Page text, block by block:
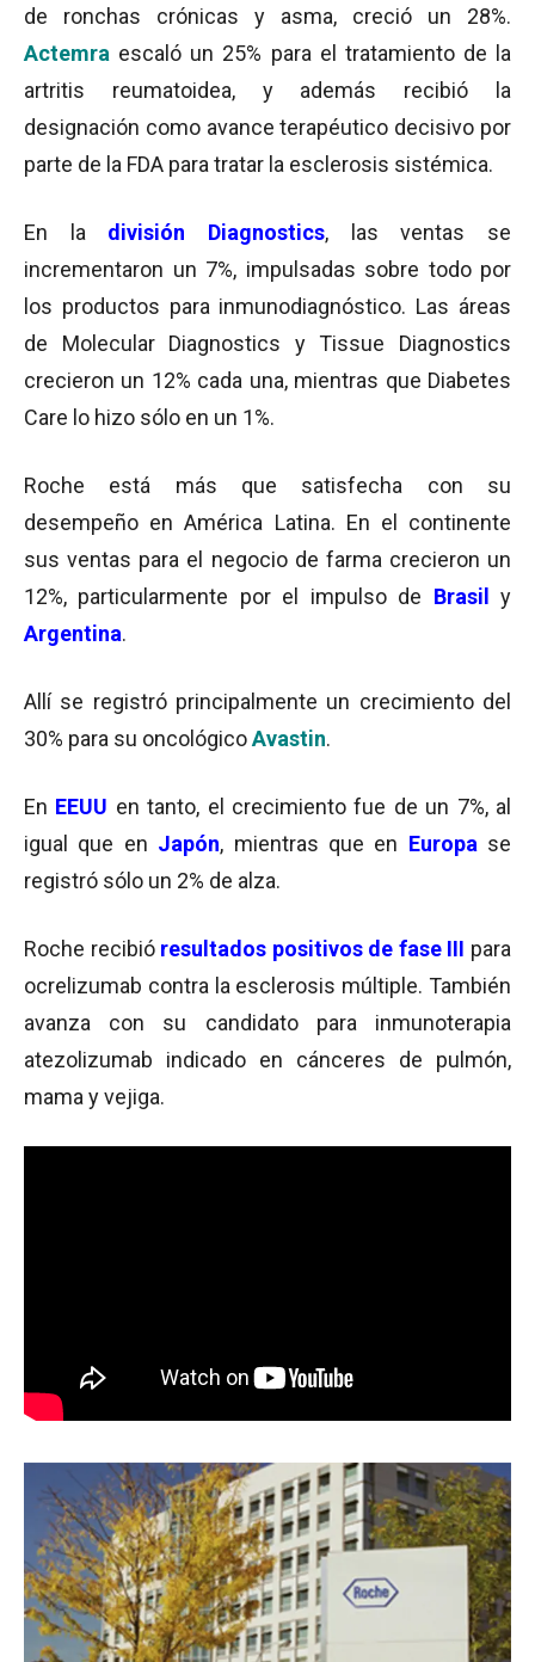
de ronchas crónicas y asma, creció un 28%.
Actemra escaló un 25% para el tratamiento de la
artritis reumatoidea, y además recibió la
designación como avance terapéutico decisivo por
parte de la FDA para tratar la esclerosis sistémica.
En la división Diagnostics, las ventas se
incrementaron un 7%, impulsadas sobre todo por
los productos para inmunodiagnóstico. Las áreas
de Molecular Diagnostics y Tissue Diagnostics
crecieron un 12% cada una, mientras que Diabetes
Care lo hizo sólo en un 1%.
Roche está más que satisfecha con su
desempeño en América Latina. En el continente
sus ventas para el negocio de farma crecieron un
12%, particularmente por el impulso de Brasil
y
Argentina.
Allí se registró principalmente un crecimiento del
30% para su oncológicoAvastin.
En EEUU en tanto, el crecimiento fue de un 7%, al
igual que en Japón, mientras que en Europa se
registró sólo un 2% de alza.
Roche recibió resultados positivos de fase III para
ocrelizumab contra la esclerosis múltiple. También
avanza con su candidato para inmunoterapia
atezolizumab indicado en cánceres de pulmón,
mama y vejiga.